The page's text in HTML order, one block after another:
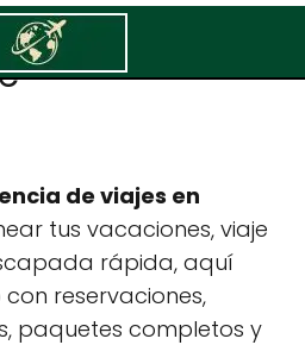
Viajes
de viajes en
tus vacaciones, viaje
rápida, aquí
reservaciones,
paquetes completos y